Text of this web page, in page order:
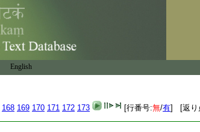
English
168 169 170 171 172 173 [行番号:無/有] [返り